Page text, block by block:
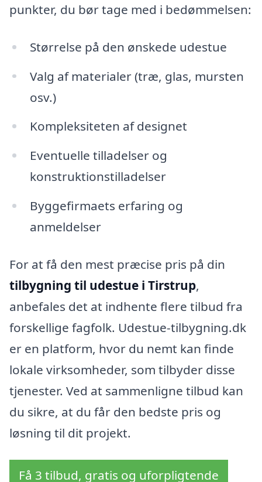
punkter, du bør tage med i bedømmelsen:
Størrelse på den ønskede udestue
Valg af materialer (træ, glas, mursten
osv.)
Kompleksiteten af designet
Eventuelle tilladelser og
konstruktionstilladelser
Byggefirmaets erfaring og
anmeldelser
For at få den mest præcise pris på din
tilbygning til udestue i Tirstrup,
anbefales det at indhente flere tilbud fra
forskellige fagfolk. Udestue-tilbygning.dk
er en platform, hvor du nemt kan finde
lokale virksomheder, som tilbyder disse
tjenester. Ved at sammenligne tilbud kan
du sikre, at du får den bedste pris og
løsning til dit projekt.
Få 3 tilbud, gratis og uforpligtende